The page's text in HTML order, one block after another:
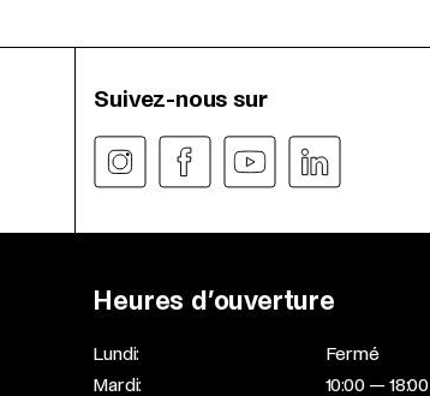
Suivez-nous sur
Heures d’ouverture
Lundi:
Fermé
Mardi:
10:00 — 18:00